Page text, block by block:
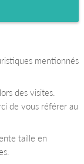
mentionnés
des visites.
de vous référer au
taille en